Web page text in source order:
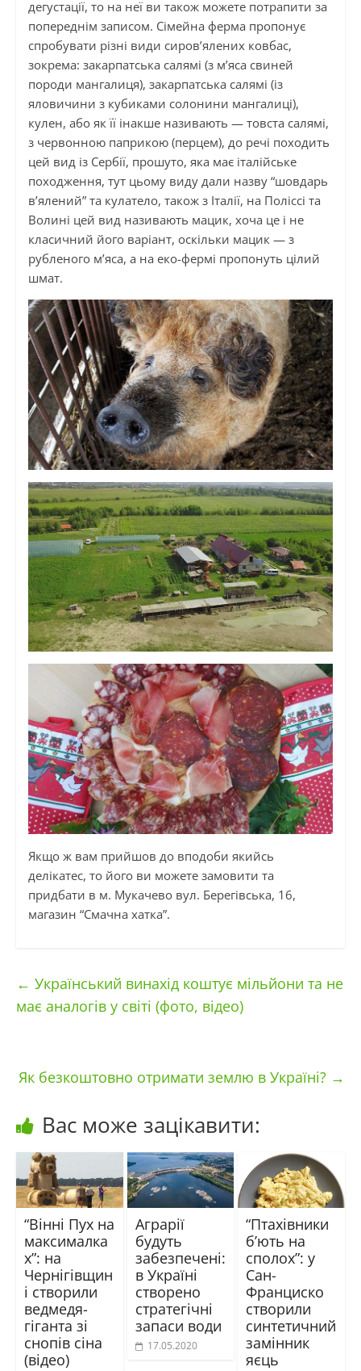
дегустації, то на неї ви також можете потрапити за
попереднім записом. Сімейна ферма пропонує
спробувати різні види сиров’ялених ковбас,
зокрема: закарпатська салямі (з м’яса свиней
породи мангалиця), закарпатська салямі (із
яловичини з кубиками солонини мангалиці),
кулен, або як її інакше називають — товста салямі,
з червонною паприкою (перцем), до речі походить
цей вид із Сербії, прошуто, яка має італійське
походження, тут цьому виду дали назву “шовдарь
в’ялений” та кулатело, також з Італії, на Поліссі та
Волині цей вид називають мацик, хоча це і не
класичний його варіант, оскільки мацик — з
рубленого м’яса, а на еко-фермі пропонуть цілий
шмат.
Якщо ж вам прийшов до вподоби якийсь
делікатес, то його ви можете замовити та
придбати в м. Мукачево вул. Берегівська, 16,
магазин “Смачна хатка”.
← Український винахід коштує мільйони та не
має аналогів у світі (фото, відео)
Як безкоштовно отримати землю в Україні? →
Вас може зацікавити:
“Вінні Пух на
максималка
х”: на
Чернігівщин
і створили
ведмедя-
гіганта зі
снопів сіна
(відео)
Аграрії
будуть
забезпечені:
в Україні
створено
стратегічні
запаси води
17.05.2020
“Птахівники
б’ють на
сполох”: у
Сан-
Франциско
створили
синтетичний
замінник
яєць